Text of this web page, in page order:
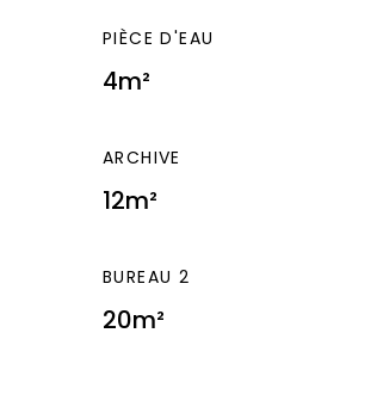
PIÈCE D'EAU
4m²
ARCHIVE
12m²
BUREAU 2
20m²